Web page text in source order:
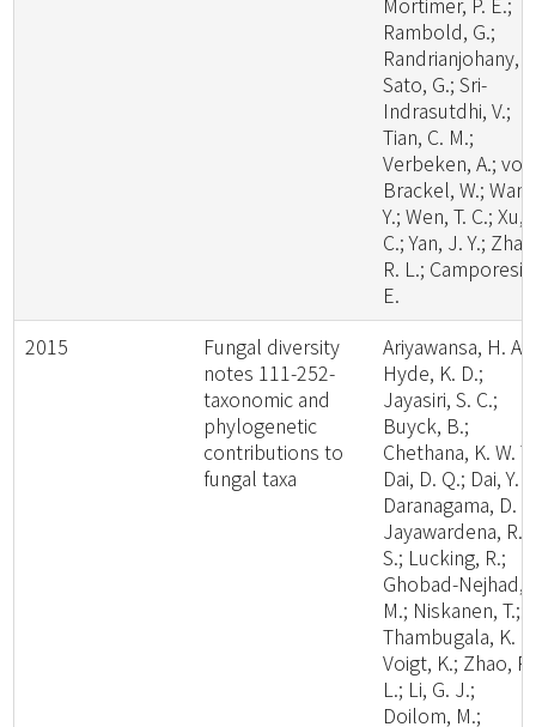
Rambold, G.;
Randrianjohany,
Sato, G.; Sri-
Indrasutdhi, V.;
Tian, C. M.;
Verbeken, A.; von
Brackel, W.;
Y.; Wen, T. C.; Xu,
C.; Yan, J. Y.;
R. L.; Camporesi,
E.
2015
Fungal diversity
notes 111-252-
taxonomic and
phylogenetic
contributions to
fungal taxa
Ariyawansa, H. A.;
Hyde, K. D.;
Jayasiri, S. C.;
Buyck, B.;
Chethana, K. W.
Dai, D. Q.; Dai, Y.
Daranagama, D.
Jayawardena, R.
S.; Lucking, R.;
Ghobad-Nejhad,
M.; Niskanen, T.;
Thambugala, K.
Voigt, K.; Zhao, R.
L.; Li, G. J.;
Doilom, M.;